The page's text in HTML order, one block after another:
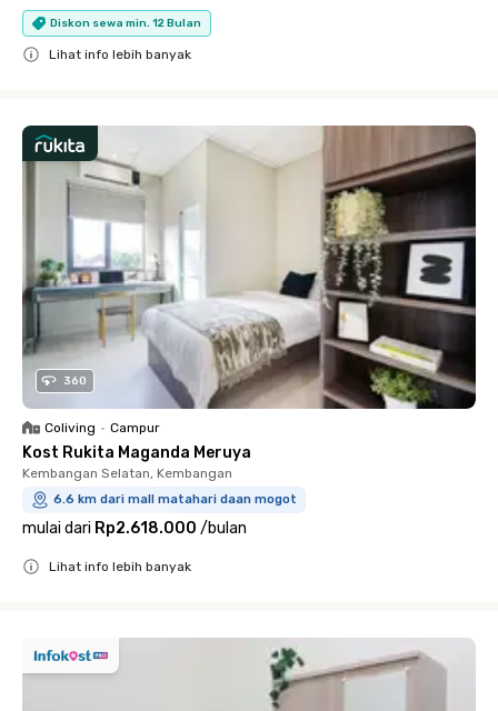
Diskon sewa min. 12 Bulan
Lihat info lebih banyak
360
Coliving • Campur
Kost Rukita Maganda Meruya
Kembangan Selatan, Kembangan
6.6 km dari mall matahari daan mogot
mulai dari Rp2.618.000 /bulan
Lihat info lebih banyak